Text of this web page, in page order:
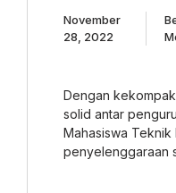
November
28, 2022
Dengan
solid antar
Mahasiswa Teknik
penyelenggaraan